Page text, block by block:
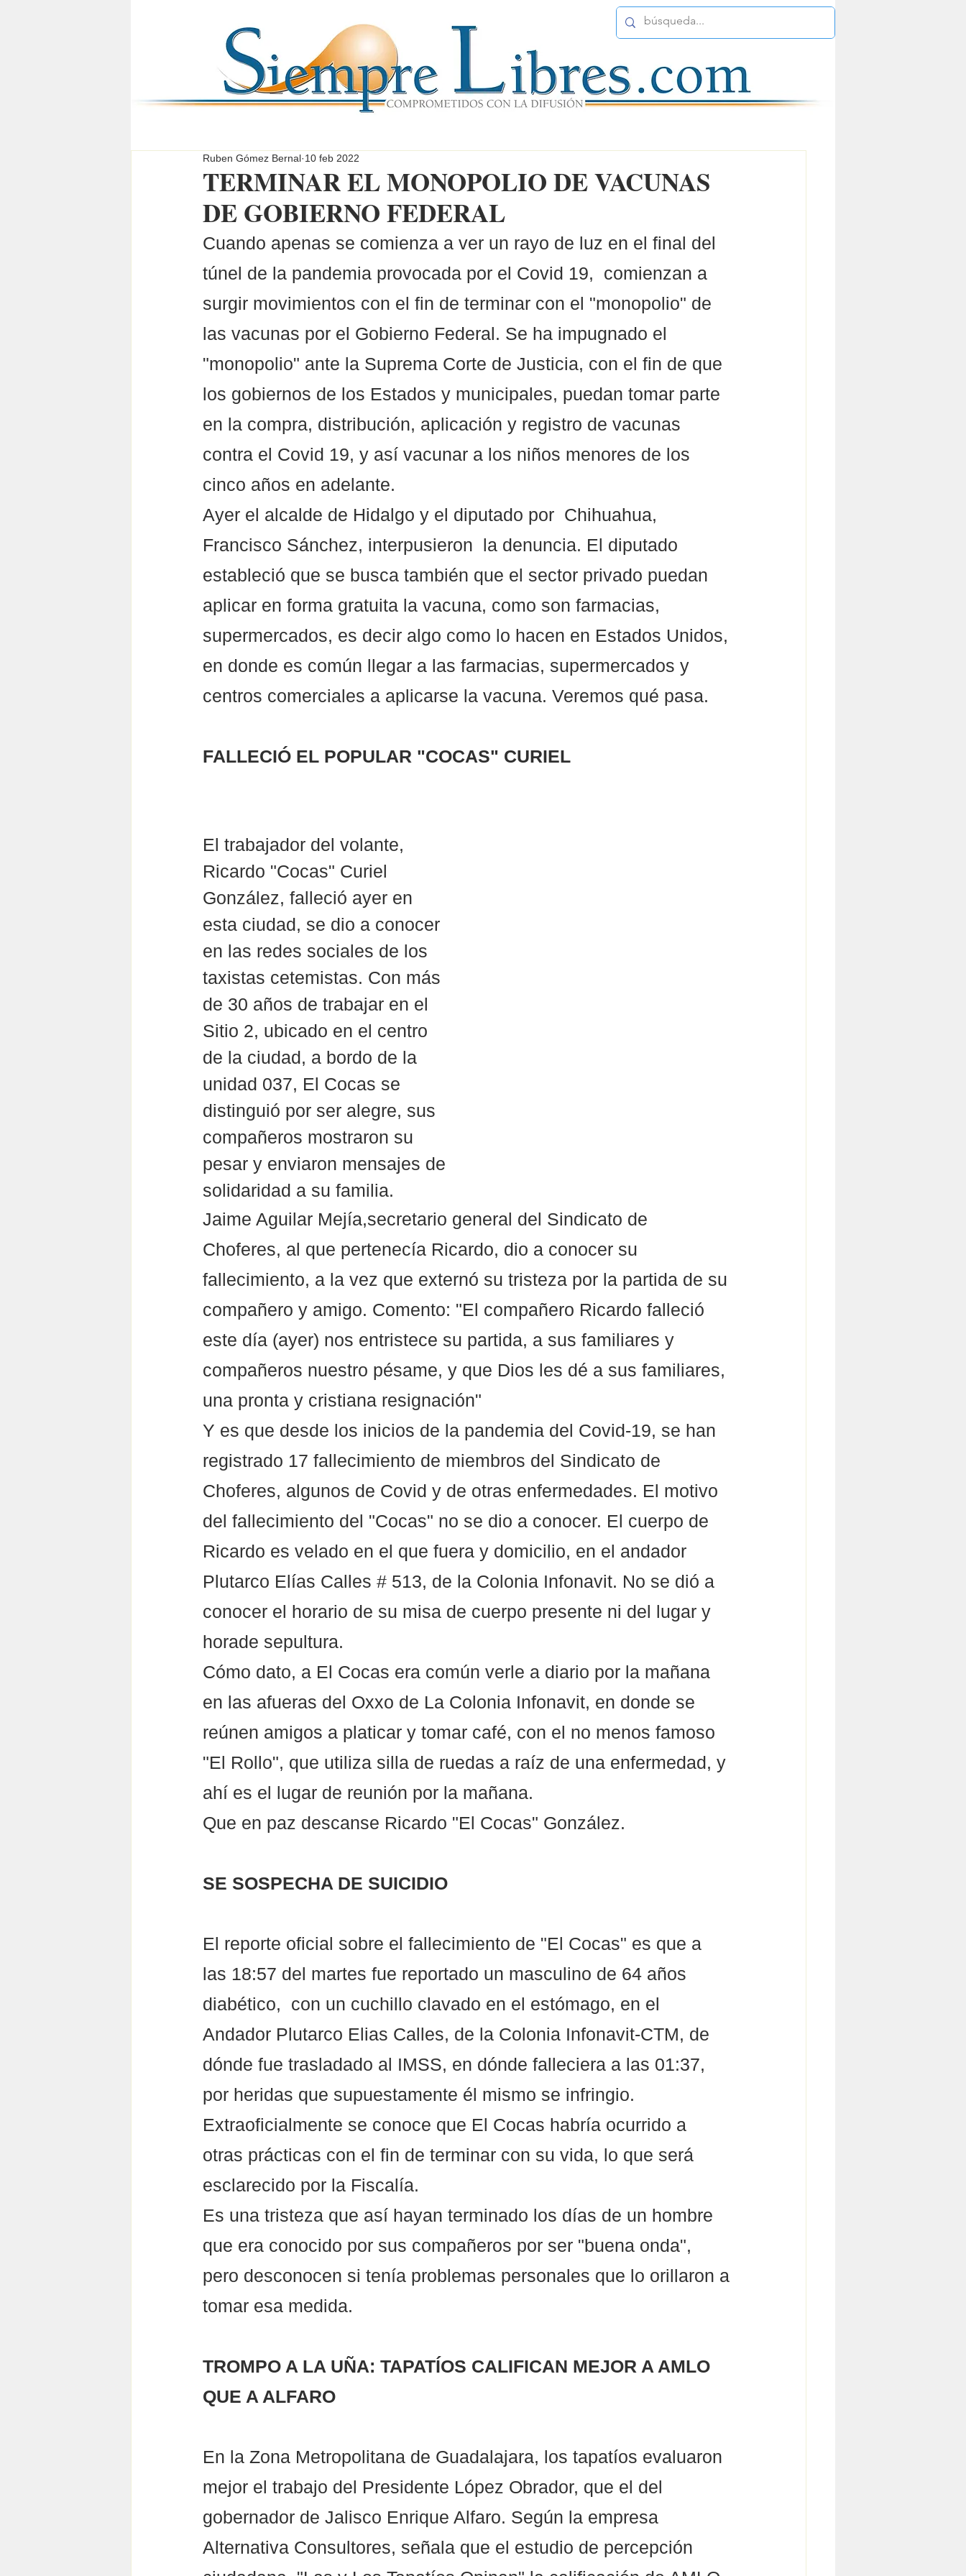
TERMINAR EL MONOPOLIO DE VACUNAS
DE GOBIERNO FEDERAL
Ruben Gómez Bernal 10 feb 2022
Cuando apenas se comienza a ver un rayo de luz en el final del
túnel de la pandemia provocada por el Covid 19,  comienzan a
surgir movimientos con el fin de terminar con el "monopolio" de
las vacunas por el Gobierno Federal. Se ha impugnado el
"monopolio" ante la Suprema Corte de Justicia, con el fin de que
los gobiernos de los Estados y municipales, puedan tomar parte
en la compra, distribución, aplicación y registro de vacunas
contra el Covid 19, y así vacunar a los niños menores de los
cinco años en adelante.
Ayer el alcalde de Hidalgo y el diputado por  Chihuahua,
Francisco Sánchez, interpusieron  la denuncia. El diputado
estableció que se busca también que el sector privado puedan
aplicar en forma gratuita la vacuna, como son farmacias,
supermercados, es decir algo como lo hacen en Estados Unidos,
en donde es común llegar a las farmacias, supermercados y
centros comerciales a aplicarse la vacuna. Veremos qué pasa.
FALLECIÓ EL POPULAR "COCAS" CURIEL
El trabajador del volante,
Ricardo "Cocas" Curiel
González, falleció ayer en
esta ciudad, se dio a conocer
en las redes sociales de los
taxistas cetemistas. Con más
de 30 años de trabajar en el
Sitio 2, ubicado en el centro
de la ciudad, a bordo de la
unidad 037, El Cocas se
distinguió por ser alegre, sus
compañeros mostraron su
pesar y enviaron mensajes de
solidaridad a su familia.
Jaime Aguilar Mejía,secretario general del Sindicato de
Choferes, al que pertenecía Ricardo, dio a conocer su
fallecimiento, a la vez que externó su tristeza por la partida de su
compañero y amigo. Comento: "El compañero Ricardo falleció
este día (ayer) nos entristece su partida, a sus familiares y
compañeros nuestro pésame, y que Dios les dé a sus familiares,
una pronta y cristiana resignación"
Y es que desde los inicios de la pandemia del Covid-19, se han
registrado 17 fallecimiento de miembros del Sindicato de
Choferes, algunos de Covid y de otras enfermedades. El motivo
del fallecimiento del "Cocas" no se dio a conocer. El cuerpo de
Ricardo es velado en el que fuera y domicilio, en el andador
Plutarco Elías Calles # 513, de la Colonia Infonavit. No se dió a
conocer el horario de su misa de cuerpo presente ni del lugar y
horade sepultura.
Cómo dato, a El Cocas era común verle a diario por la mañana
en las afueras del Oxxo de La Colonia Infonavit, en donde se
reúnen amigos a platicar y tomar café, con el no menos famoso
"El Rollo", que utiliza silla de ruedas a raíz de una enfermedad, y
ahí es el lugar de reunión por la mañana.
Que en paz descanse Ricardo "El Cocas" González.
SE SOSPECHA DE SUICIDIO
El reporte oficial sobre el fallecimiento de "El Cocas" es que a
las 18:57 del martes fue reportado un masculino de 64 años
diabético,  con un cuchillo clavado en el estómago, en el
Andador Plutarco Elias Calles, de la Colonia Infonavit-CTM, de
dónde fue trasladado al IMSS, en dónde falleciera a las 01:37,
por heridas que supuestamente él mismo se infringio.
Extraoficialmente se conoce que El Cocas habría ocurrido a
otras prácticas con el fin de terminar con su vida, lo que será
esclarecido por la Fiscalía.
Es una tristeza que así hayan terminado los días de un hombre
que era conocido por sus compañeros por ser "buena onda",
pero desconocen si tenía problemas personales que lo orillaron a
tomar esa medida.
TROMPO A LA UÑA: TAPATÍOS CALIFICAN MEJOR A AMLO
QUE A ALFARO
En la Zona Metropolitana de Guadalajara, los tapatíos evaluaron
mejor el trabajo del Presidente López Obrador, que el del
gobernador de Jalisco Enrique Alfaro. Según la empresa
Alternativa Consultores, señala que el estudio de percepción